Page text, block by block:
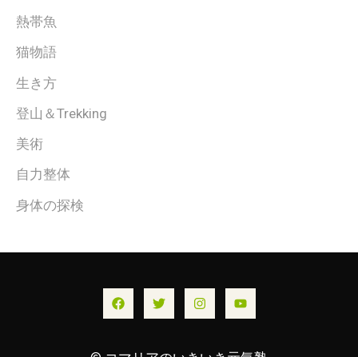
熱帯魚
猫物語
生き方
登山＆Trekking
美術
自力整体
身体の探検